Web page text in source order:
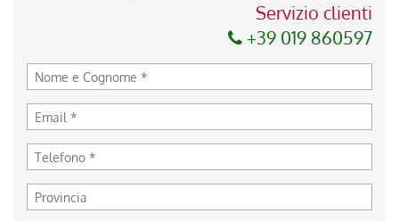
Servizio clienti
+39 019 860597